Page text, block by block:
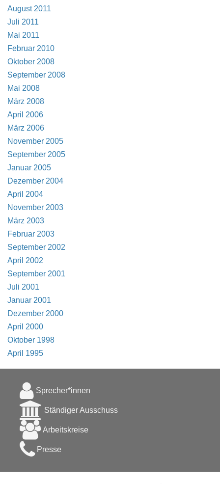
August 2011
Juli 2011
Mai 2011
Februar 2010
Oktober 2008
September 2008
Mai 2008
März 2008
April 2006
März 2006
November 2005
September 2005
Januar 2005
Dezember 2004
April 2004
November 2003
März 2003
Februar 2003
September 2002
April 2002
September 2001
Juli 2001
Januar 2001
Dezember 2000
April 2000
Oktober 1998
April 1995
Sprecher*innen
Ständiger Ausschuss
Arbeitskreise
Presse